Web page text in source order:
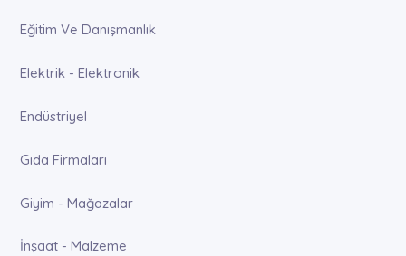
Eğitim Ve Danışmanlık
Elektrik - Elektronik
Endüstriyel
Gıda Firmaları
Giyim - Mağazalar
İnşaat - Malzeme